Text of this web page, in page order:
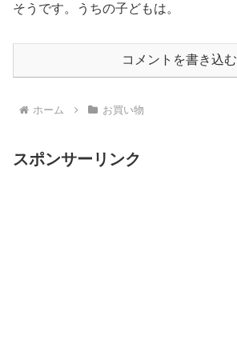
そうです。うちの子どもは。
コメントを書き込む
ホーム お買い物
スポンサーリンク